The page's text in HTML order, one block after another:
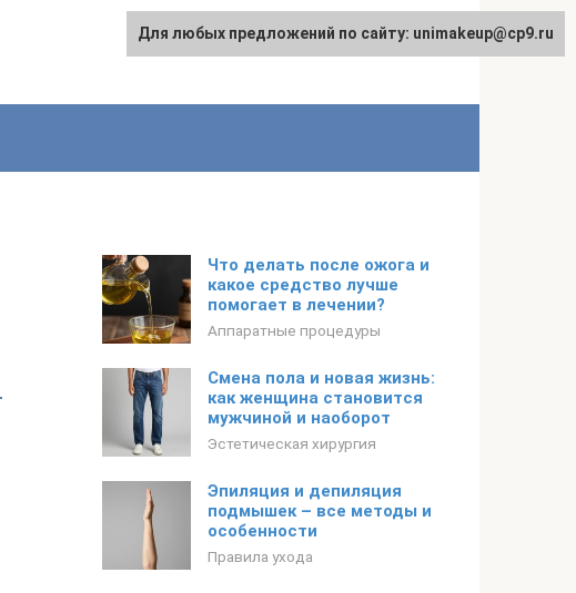
Что делать после ожога и
какое средство лучше
помогает в лечении?
Аппаратные процедуры
Смена пола и новая жизнь:
как женщина становится
мужчиной и наоборот
Эстетическая хирургия
Эпиляция и депиляция
подмышек – все методы и
особенности
Правила ухода
Для любых предложений по сайту: unimakeup@cp9.ru